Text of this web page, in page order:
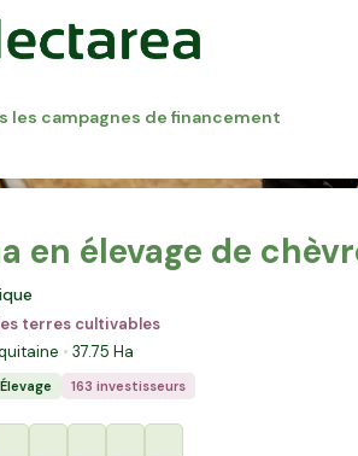
les campagnes de financement
en élevage de
terres cultivables
37.75 Ha
163 investisseurs